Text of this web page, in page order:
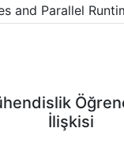
and Parallel
İlişkisi